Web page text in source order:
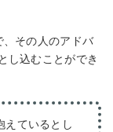
、その人のアドバ
し込むことができ
えているとし